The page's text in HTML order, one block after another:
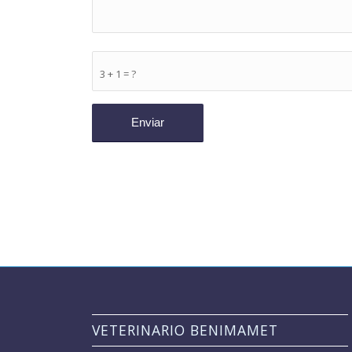
3 + 1 = ?
VETERINARIO BENIMAMET